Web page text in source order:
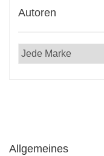
Autoren
Allgemeines